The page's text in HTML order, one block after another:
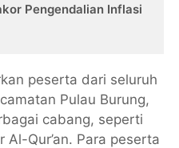
Pengendalian Inflasi
peserta dari seluruh
Pulau Burung,
cabang, seperti
Qur’an. Para peserta